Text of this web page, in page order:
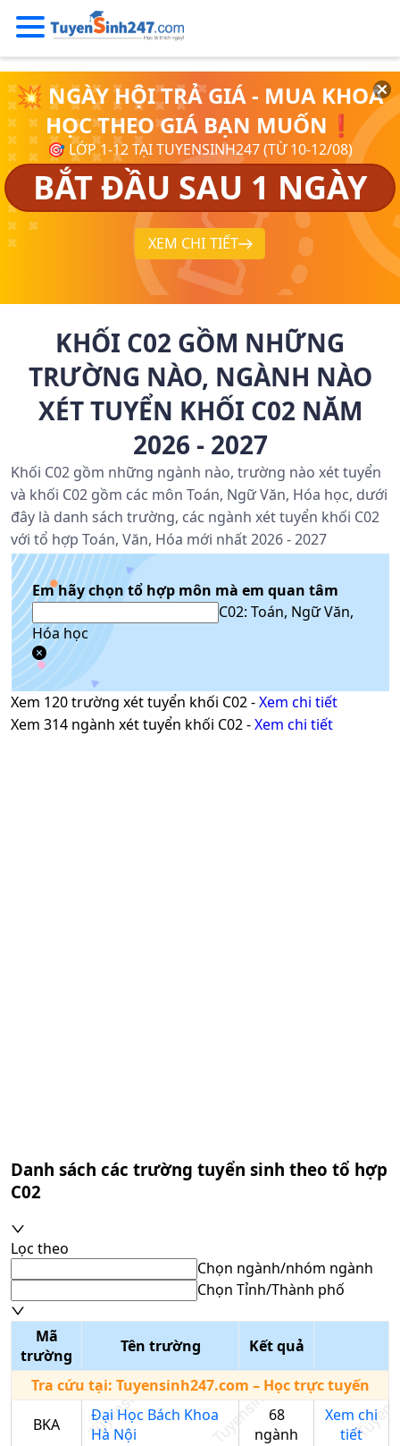
💥 NGÀY HỘI TRẢ GIÁ - MUA KHOÁ
HỌC THEO GIÁ BẠN MUỐN❗
🎯 LỚP 1-12 TẠI TUYENSINH247 (TỪ 10-12/08)
BẮT ĐẦU SAU 1 NGÀY
XEM CHI TIẾT
KHỐI C02 GỒM NHỮNG
TRƯỜNG NÀO, NGÀNH NÀO
XÉT TUYỂN KHỐI C02 NĂM
2026 - 2027
Khối C02 gồm những ngành nào, trường nào xét tuyển
và khối C02 gồm các môn Toán, Ngữ Văn, Hóa học, dưới
đây là danh sách trường, các ngành xét tuyển khối C02
với tổ hợp Toán, Văn, Hóa mới nhất 2026 - 2027
Em hãy chọn tổ hợp môn mà em quan tâm
C02: Toán, Ngữ Văn,
Hóa học
Xem 120trường xét tuyển khối C02-Xem chi tiết
Xem 314 ngành xét tuyển khối C02-Xem chi tiết
Danh sách các trường tuyển sinh theo tổ hợp
C02
Lọc theo
Chọn ngành/nhóm ngành
Chọn Tỉnh/Thành phố
Mã
trường
Tên trường
Kết quả
Tra cứu tại: Tuyensinh247.com – Học trực tuyến
BKA
Đại Học Bách Khoa
Hà Nội
68
ngành
Xem chi
tiết